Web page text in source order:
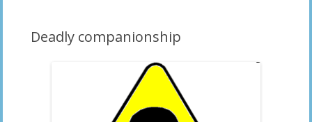
Deadly companionship